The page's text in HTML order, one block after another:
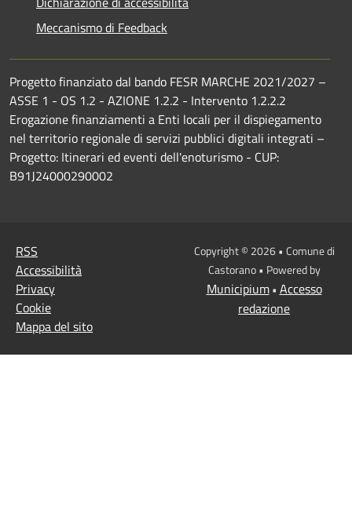
Meccanismo di Feedback
Progetto finanziato dal bando FESR MARCHE 2021/2027 –
ASSE 1 - OS 1.2 - AZIONE 1.2.2 - Intervento 1.2.2.2
Erogazione finanziamenti a Enti locali per il dispiegamento
nel territorio regionale di servizi pubblici digitali integrati –
Progetto: Itinerari ed eventi dell'enoturismo - CUP:
B91J24000290002
RSS
Accessibilità
Privacy
Cookie
Mappa del sito
Copyright © 2026 • Comune di
Castorano • Powered by
Municipium• Accesso
redazione